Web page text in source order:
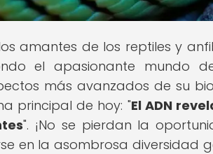
amantes de los reptiles y
el apasionante mundo
más avanzados de su
principal de hoy: "El ADN
". ¡No se pierdan la
en la asombrosa diversidad